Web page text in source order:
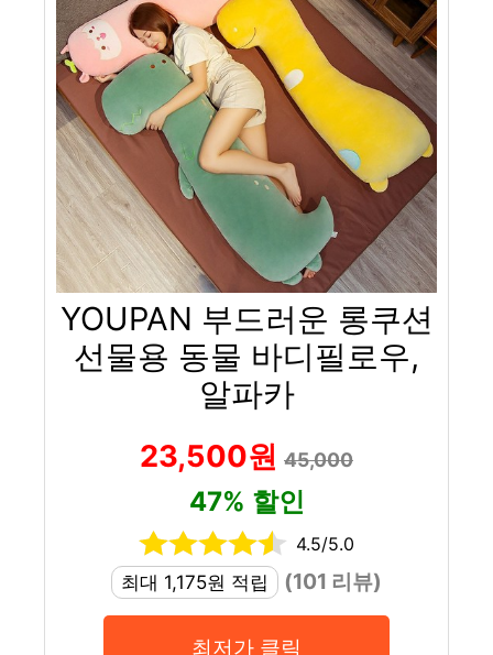
YOUPAN 부드러운 롱쿠션
선물용 동물 바디필로우,
알파카
23,500원 45,000
47% 할인
4.5/5.0
최대 1,175원 적립
(101 리뷰)
최저가 클릭